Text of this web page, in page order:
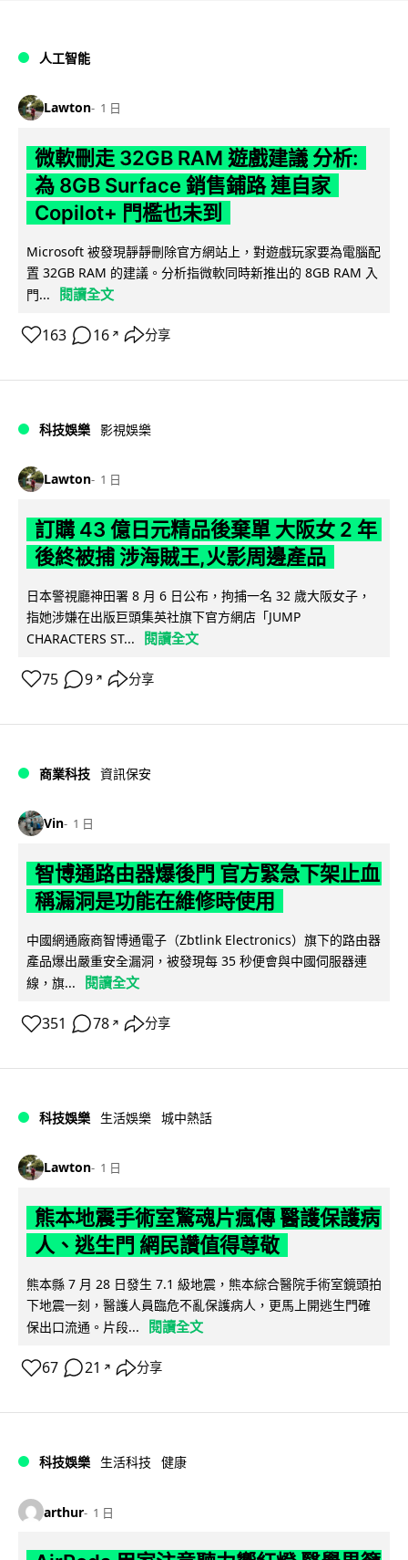
人工智能
Lawton 1 日
微軟刪走 32GB RAM 遊戲建議 分析:
為 8GB Surface 銷售鋪路 連自家
Copilot+ 門檻也未到
Microsoft 被發現靜靜刪除官方網站上，對遊戲玩家要為電腦配
置 32GB RAM 的建議。分析指微軟同時新推出的 8GB RAM 入
門...
閱讀全文
163 16 ↗ 分享
科技娛樂 影視娛樂
Lawton 1 日
訂購 43 億日元精品後棄單 大阪女 2 年
後終被捕 涉海賊王,火影周邊產品
日本警視廳神田署 8 月 6 日公布，拘捕一名 32 歲大阪女子，
指她涉嫌在出版巨頭集英社旗下官方網店「JUMP
CHARACTERS ST...
閱讀全文
75 9 ↗ 分享
商業科技 資訊保安
Vin 1 日
智博通路由器爆後門 官方緊急下架止血
稱漏洞是功能在維修時使用
中國網通廠商智博通電子（Zbtlink Electronics）旗下的路由器
產品爆出嚴重安全漏洞，被發現每 35 秒便會與中國伺服器連
線，旗...
閱讀全文
351 78 ↗ 分享
科技娛樂 生活娛樂 城中熱話
Lawton 1 日
熊本地震手術室驚魂片瘋傳 醫護保護病
人、逃生門 網民讚值得尊敬
熊本縣 7 月 28 日發生 7.1 級地震，熊本綜合醫院手術室鏡頭拍
下地震一刻，醫護人員臨危不亂保護病人，更馬上開逃生門確
保出口流通。片段...
閱讀全文
67 21 ↗ 分享
科技娛樂 生活科技 健康
arthur 1 日